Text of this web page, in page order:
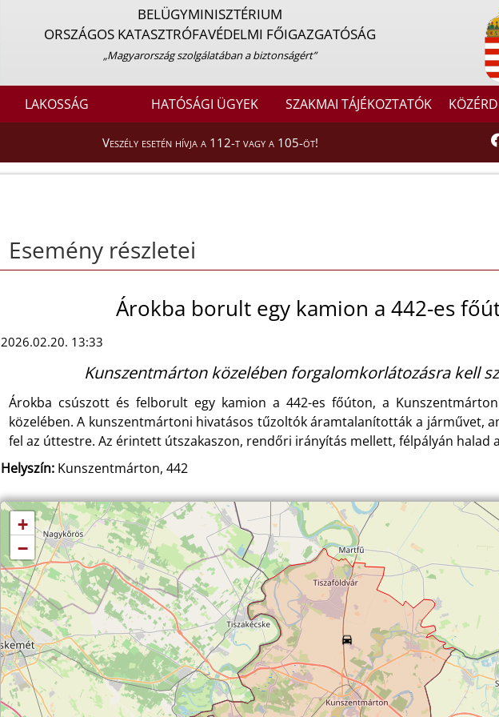
BELÜGYMINISZTÉRIUM
ORSZÁGOS KATASZTRÓFAVÉDELMI FŐIGAZGATÓSÁG
„Magyarország szolgálatában a biztonságért”
LAKOSSÁG HATÓSÁGI ÜGYEK SZAKMAI TÁJÉKOZTATÓK
Veszély esetén hívja a 112-t vagy a 105-öt!
Esemény részletei
Árokba borult egy kamion a 442-es
2026.02.20. 13:33
Kunszentmárton közelében forgalomkorlátozásra kell
Árokba csúszott és felborult egy kamion a 442-es főúton, a
közelében. A kunszentmártoni hivatásos tűzoltók áramtalanították a járművet,
fel az úttestre. Az érintett útszakaszon, rendőri irányítás mellett, félpályán halad
Helyszín:Kunszentmárton, 442
+
−